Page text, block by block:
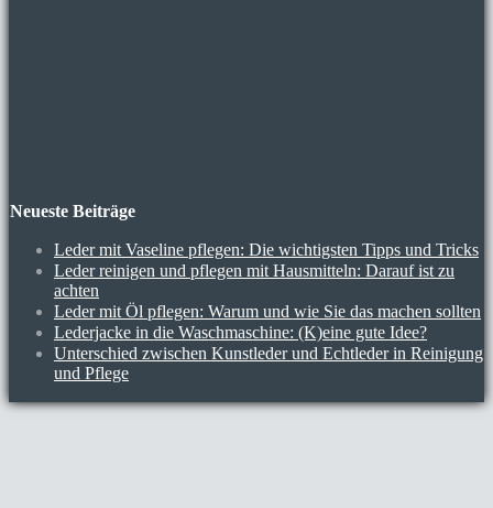
Neueste Beiträge
Leder mit Vaseline pflegen: Die wichtigsten Tipps und Tricks
Leder reinigen und pflegen mit Hausmitteln: Darauf ist zu
achten
Leder mit Öl pflegen: Warum und wie Sie das machen sollten
Lederjacke in die Waschmaschine: (K)eine gute Idee?
Unterschied zwischen Kunstleder und Echtleder in Reinigung
und Pflege